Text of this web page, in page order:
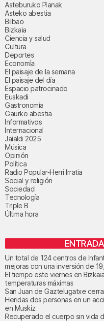
Asteburuko Planak
Asteko abestia
Bilbao
Bizkaia
Ciencia y salud
Cultura
Deportes
Economía
El paisaje de la semana
El paisaje del día
Espacio patrocinado
Euskadi
Gastronomía
Gaurko abestia
Informativos
Internacional
Jaialdi 2025
Música
Opinión
Política
Radio Popular-Herri Irratia
Social y religión
Sociedad
Tecnología
Triple B
Última hora
Un total de 124 centros de
mejoras con una inversión de
El tiempo este viernes en
temperaturas máximas
San Juan de Gaztelugatxe
Heridas dos personas en un
en Muskiz
Recuperado el cuerpo sin vida